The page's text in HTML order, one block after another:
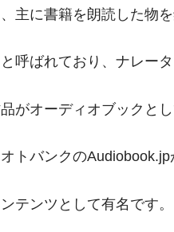
主に書籍を朗読した物
呼ばれており、ナレー
がオーディオブックとし
トバンクのAudiobook.jp
テンツとして有名です。